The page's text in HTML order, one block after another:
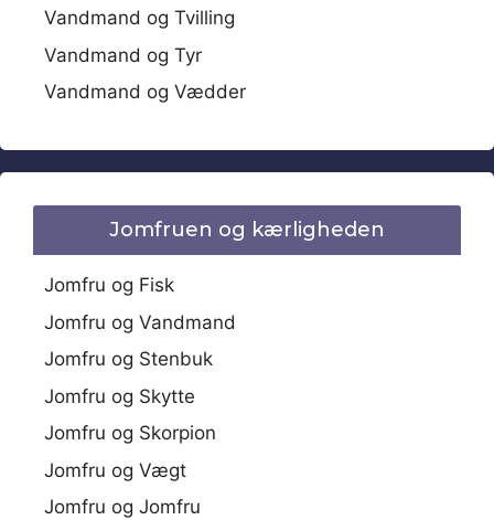
Vandmand og Tvilling
Vandmand og Tyr
Vandmand og Vædder
Jomfruen og kærligheden
Jomfru og Fisk
Jomfru og Vandmand
Jomfru og Stenbuk
Jomfru og Skytte
Jomfru og Skorpion
Jomfru og Vægt
Jomfru og Jomfru